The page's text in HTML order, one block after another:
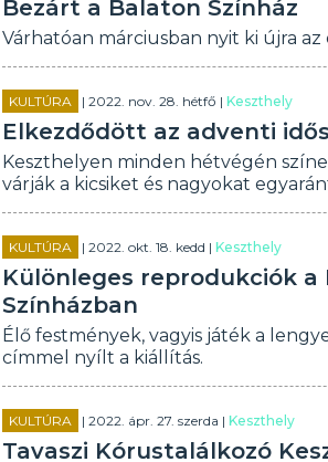
Bezárt a Balaton Színház
Várhatóan márciusban nyit ki újra
KULTÚRA | 2022. nov. 28. hétfő |Keszthely
Elkezdődött az adventi
Keszthelyen minden hétvégén
várják a kicsiket és nagyokat
KULTÚRA | 2022. okt. 18. kedd |Keszthely
Különleges reprodukciók a
Színházban
Élő festmények, vagyis játék a
címmel nyílt a kiállítás.
KULTÚRA | 2022. ápr. 27. szerda |Keszthely
Tavaszi Kórustalálkozó